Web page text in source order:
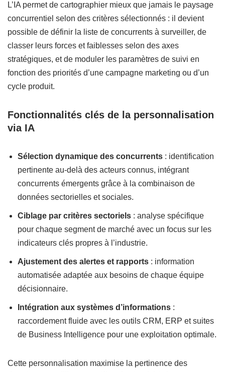
L’IA permet de cartographier mieux que jamais le paysage
concurrentiel selon des critères sélectionnés : il devient
possible de définir la liste de concurrents à surveiller, de
classer leurs forces et faiblesses selon des axes
stratégiques, et de moduler les paramètres de suivi en
fonction des priorités d’une campagne marketing ou d’un
cycle produit.
Fonctionnalités clés de la personnalisation
via IA
Sélection dynamique des concurrents : identification
pertinente au-delà des acteurs connus, intégrant
concurrents émergents grâce à la combinaison de
données sectorielles et sociales.
Ciblage par critères sectoriels : analyse spécifique
pour chaque segment de marché avec un focus sur les
indicateurs clés propres à l’industrie.
Ajustement des alertes et rapports : information
automatisée adaptée aux besoins de chaque équipe
décisionnaire.
Intégration aux systèmes d’informations :
raccordement fluide avec les outils CRM, ERP et suites
de Business Intelligence pour une exploitation optimale.
Cette personnalisation maximise la pertinence des